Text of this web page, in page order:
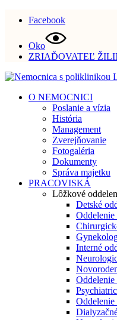
Facebook
Oko
ZRIAĎOVATEĽ
O NEMOCNICI
Poslanie a vízia
História
Management
Zverejňovanie
Fotogaléria
Dokumenty
Správa majetku
PRACOVISKÁ
Lôžkové
Detské
Interné